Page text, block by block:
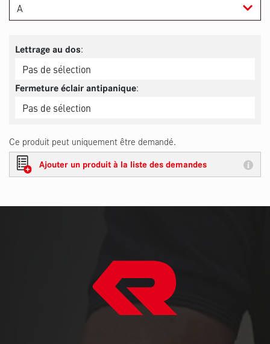
Lettrage au dos:
Fermeture éclair antipanique:
Ce produit peut uniquement être demandé.
Ajouter un produit à la liste des demandes